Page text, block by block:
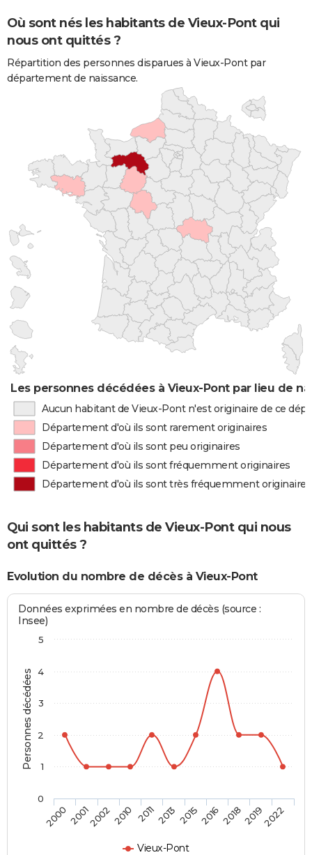
Où sont nés les habitants de Vieux-Pont qui
nous ont quittés ?
Répartition des personnes disparues à Vieux-Pont par
département de naissance.
Les personnes décédées à Vieux-Pont par lieu de
Aucun habitant de Vieux-Pont n'est originaire de ce
Département d'où ils sont rarement originaires
Département d'où ils sont peu originaires
Département d'où ils sont fréquemment originaires
Département d'où ils sont très fréquemment originaires
Qui sont les habitants de Vieux-Pont qui nous
ont quittés ?
Evolution du nombre de décès à Vieux-Pont
Personnes décédées
Données exprimées en nombre de décès (source :
Insee)
Vieux-Pont
2000 200120022010 20112013 20152016201820192022
0
1
2
3
4
5